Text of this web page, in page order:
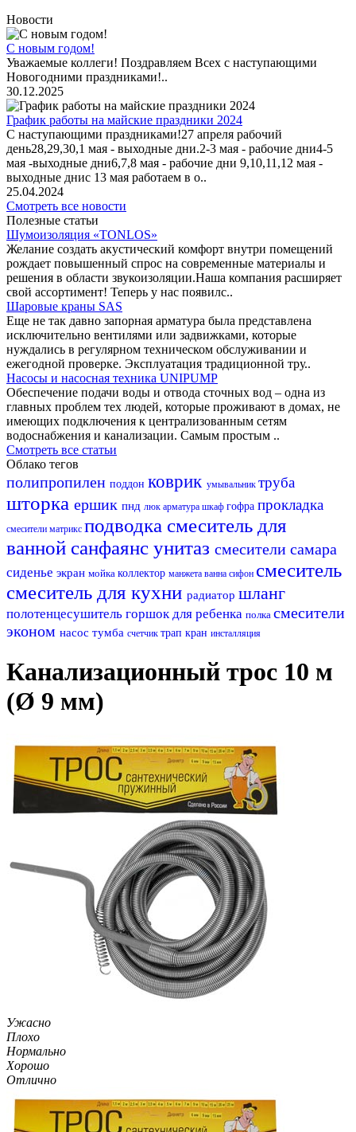
Новости
С новым годом!
Уважаемые коллеги! Поздравляем Всех с наступающими
Новогодними праздниками!..
30.12.2025
График работы на майские праздники 2024
С наступающими праздниками!27 апреля рабочий
день28,29,30,1 мая - выходные дни.2-3 мая - рабочие дни4-5
мая -выходные дни6,7,8 мая - рабочие дни 9,10,11,12 мая -
выходные днис 13 мая работаем в о..
25.04.2024
Смотреть все новости
Полезные статьи
Шумоизоляция «TONLOS»
Желание создать акустический комфорт внутри помещений
рождает повышенный спрос на современные материалы и
решения в области звукоизоляции.Наша компания расширяет
свой ассортимент! Теперь у нас появилс..
Шаровые краны SAS
Еще не так давно запорная арматура была представлена
исключительно вентилями или задвижками, которые
нуждались в регулярном техническом обслуживании и
ежегодной проверке. Эксплуатация традиционной тру..
Насосы и насосная техника UNIPUMP
Обеспечение подачи воды и отвода сточных вод – одна из
главных проблем тех людей, которые проживают в домах, не
имеющих подключения к централизованным сетям
водоснабжения и канализации. Самым простым ..
Смотреть все статьи
Облако тегов
полипропилен поддон коврик умывальник труба
шторка ершик пнд люк арматура шкаф гофра прокладка
смесители матрикс подводка смеситель для
ванной санфаянс унитаз смесители самара
сиденье экран мойка коллектор манжета ванна сифон смеситель
смеситель для кухни радиатор шланг
полотенцесушитель горшок для ребенка полка смесители
эконом насос тумба счетчик трап кран инсталляция
Канализационный трос 10 м
(Ø 9 мм)
Ужасно
Плохо
Нормально
Хорошо
Отлично